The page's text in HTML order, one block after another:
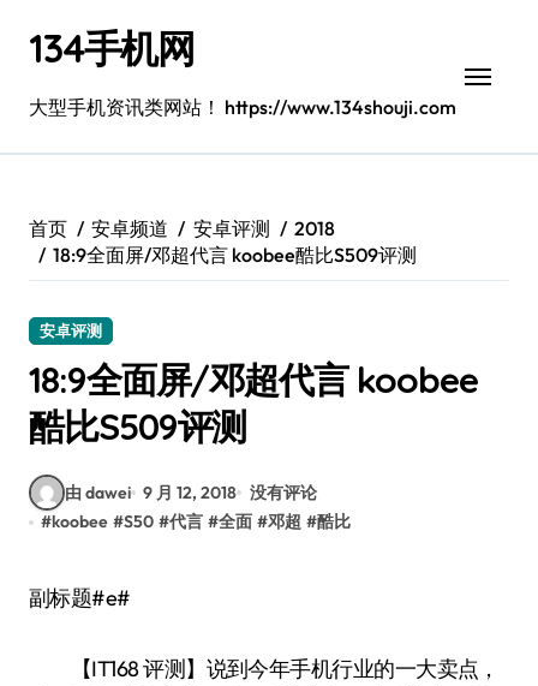
134手机网
大型手机资讯类网站！ https://www.134shouji.com
首页 安卓频道 安卓评测
2018
18:9全面屏/邓超代言 koobee酷比S509评测
安卓评测
18:9全面屏/邓超代言 koobee
酷比S509评测
由 dawei 9 月 12, 2018 没有评论
#koobee #S50 #代言 #全面 #邓超 #酷比
副标题#e#
【IT168 评测】说到今年手机行业的一大卖点，